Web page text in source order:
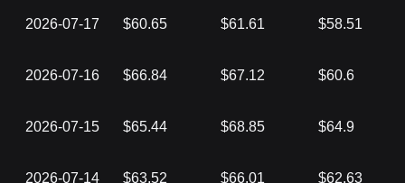
2026-07-17 $60.65 $61.61 $58.51
2026-07-16 $66.84 $67.12 $60.6
2026-07-15 $65.44 $68.85 $64.9
2026-07-14 $63.52 $66.01 $62.63